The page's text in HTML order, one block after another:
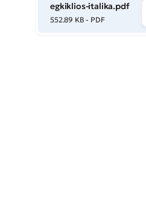
egkiklios-italika.pdf
552.89 KB - PDF